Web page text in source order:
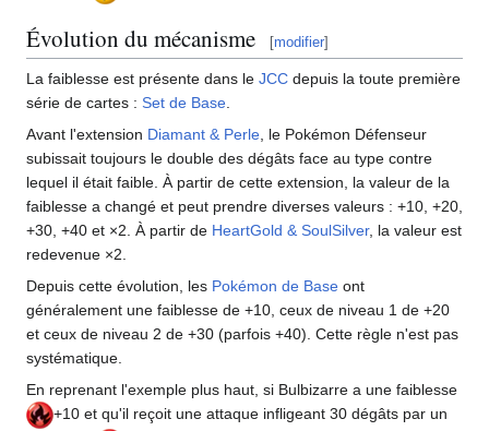
Évolution du mécanisme [modifier]
La faiblesse est présente dans le JCC depuis la toute première
série de cartes : Set de Base
Avant l'extension Diamant & Perle , le Pokémon Défenseur
subissait toujours le double des dégâts face au type contre
lequel il était faible. À partir de cette extension, la valeur de la
faiblesse a changé et peut prendre diverses valeurs : +10, +20,
+30, +40 et ×2. À partir de HeartGold & SoulSilver, la valeur est
redevenue ×2.
Depuis cette évolution, les Pokémon de Base ont
généralement une faiblesse de +10, ceux de niveau 1 de +20
et ceux de niveau 2 de +30 (parfois +40). Cette règle n'est pas
systématique.
En reprenant l'exemple plus haut, si Bulbizarre a une faiblesse
+10 et qu'il reçoit une attaque infligeant 30 dégâts par un